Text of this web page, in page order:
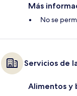
Más
No se
Servicios de
Alimentos y